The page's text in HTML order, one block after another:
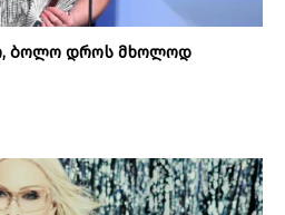
ბოლო დროს მხოლოდ